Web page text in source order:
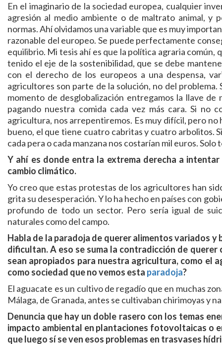
En el imaginario de la sociedad europea, cualquier
agresión al medio ambiente o de maltrato animal,
normas. Ahí olvidamos una variable que es muy
razonable del europeo. Se puede perfectamente
equilibrio. Mi tesis ahí es que la política agraria común,
tenido el eje de la sostenibilidad, que se debe
con el derecho de los europeos a una despensa,
agricultores son parte de la solución, no del problema.
momento de desglobalización entregamos la llave
pagando nuestra comida cada vez más cara. Si no
agricultura, nos arrepentiremos. Es muy difícil, pero
bueno, el que tiene cuatro cabritas y cuatro arbolitos.
cada pera o cada manzana nos costarían mil euros. Solo
Y ahí es donde entra la extrema derecha a
cambio climático.
Yo creo que estas protestas de los agricultores han
grita su desesperación. Y lo ha hecho en países con
profundo de todo un sector. Pero sería igual de
naturales como del campo.
Habla de la paradoja de querer alimentos variados
dificultan. A eso se suma la contradicción de
sean apropiados para nuestra agricultura, como el
como sociedad que no vemos esta paradoja?
El aguacate es un cultivo de regadío que en muchas
Málaga, de Granada, antes se cultivaban chirimoyas y
Denuncia que hay un doble rasero con los temas
impacto ambiental en plantaciones fotovoltaicas o
que luego sí se ven esos problemas en trasvases